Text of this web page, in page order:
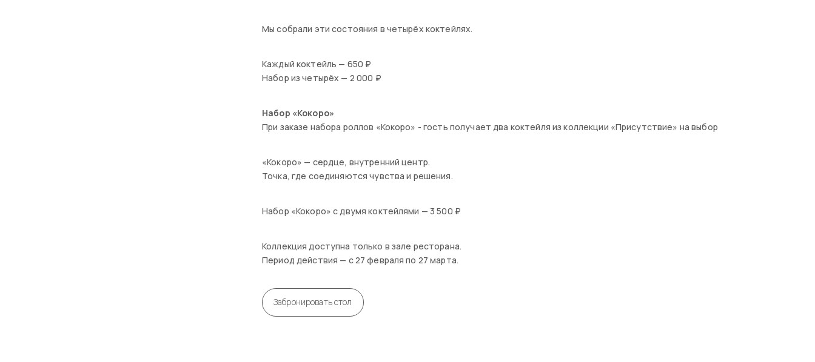
Мы собрали эти состояния в четырёх коктейлях.
Каждый коктейль — 650 ₽
Набор из четырёх — 2 000 ₽
Набор «Кокоро»
При заказе набора роллов «Кокоро» - гость получает два коктейля из коллекции «Присутствие» на выбор
«Кокоро» — сердце, внутренний центр.
Точка, где соединяются чувства и решения.
Набор «Кокоро» с двумя коктейлями — 3 500 ₽
Коллекция доступна только в зале ресторана.
Период действия — с 27 февраля по 27 марта.
Забронировать стол